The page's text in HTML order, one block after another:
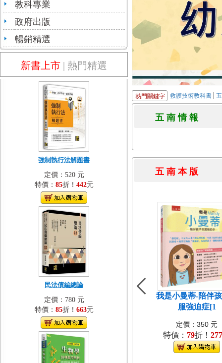
教科專業
政府出版
暢銷精選
新書上市 | 熱門精選
強制執行法解題書
定價：520 元
特價： 85折！ 442元
民法債編總論
定價：780 元
特價： 85折！ 663元
熱門關鍵字 救護技術教科書
五 南 情
五 南 本
我是小曼蒂-陪伴
服強迫症[1
定價：350 元
特價： 79折！ 277